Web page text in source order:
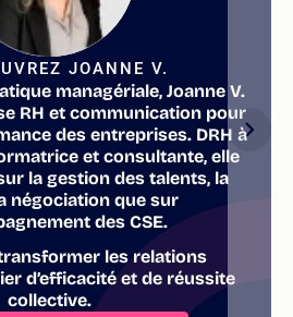
JOANNE V.
managériale, Joanne V.
RH et communication pour
des entreprises. DRH à
et consultante, elle
la gestion des talents, la
négociation que sur
des CSE.
les relations
d’efficacité et de réussite
collective.